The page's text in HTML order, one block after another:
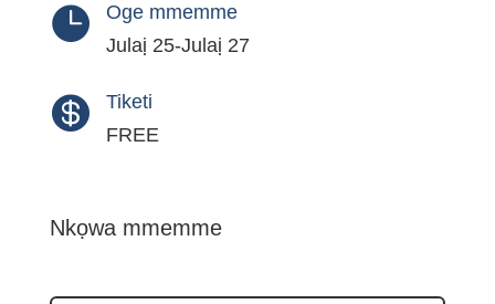

Oge mmemme
Julaị 25-Julaị 27

Tiketi
FREE
Nkọwa mmemme